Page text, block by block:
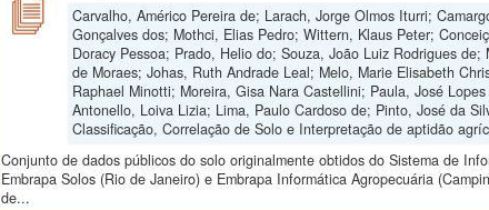
Carvalho, Américo Pereira de; Larach, Jorge Olmos Iturri;
Gonçalves dos; Mothci, Elias Pedro; Wittern, Klaus Peter;
Doracy Pessoa; Prado, Helio do; Souza, João Luiz Rodrigues
de Moraes; Johas, Ruth Andrade Leal; Melo, Marie Elisabeth
Raphael Minotti; Moreira, Gisa Nara Castellini; Paula, José
Antonello, Loiva Lizia; Lima, Paulo Cardoso de; Pinto, José da
Classificação, Correlação de Solo e Interpretação de aptidão
Conjunto de dados públicos do solo originalmente obtidos do Sistema de
Embrapa Solos (Rio de Janeiro) e Embrapa Informática Agropecuária
de...